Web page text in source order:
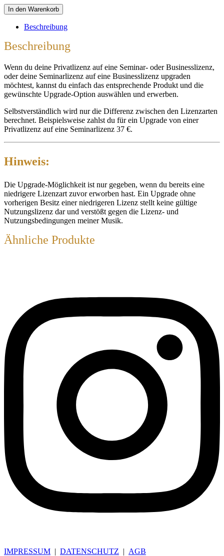
In den Warenkorb
Beschreibung
Beschreibung
Wenn du deine Privatlizenz auf eine Seminar- oder Businesslizenz,
oder deine Seminarlizenz auf eine Businesslizenz upgraden
möchtest, kannst du einfach das entsprechende Produkt und die
gewünschte Upgrade-Option auswählen und erwerben.
Selbstverständlich wird nur die Differenz zwischen den Lizenzarten
berechnet. Beispielsweise zahlst du für ein Upgrade von einer
Privatlizenz auf eine Seminarlizenz 37 €.
Hinweis:
Die Upgrade-Möglichkeit ist nur gegeben, wenn du bereits eine
niedrigere Lizenzart zuvor erworben hast. Ein Upgrade ohne
vorherigen Besitz einer niedrigeren Lizenz stellt keine gültige
Nutzungslizenz dar und verstößt gegen die Lizenz- und
Nutzungsbedingungen meiner Musik.
Ähnliche Produkte
IMPRESSUM | DATENSCHUTZ | AGB